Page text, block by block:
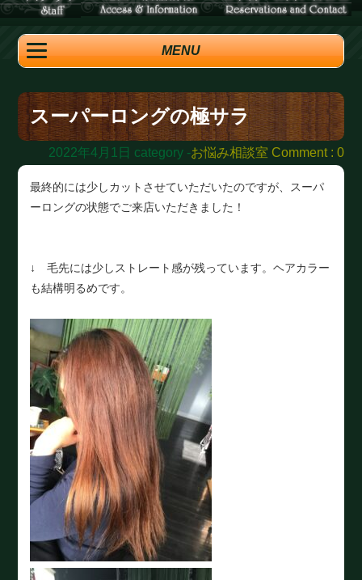
MENU
スーパーロングの極サラ
2022年4月1日 category -お悩み相談室 Comment : 0
最終的には少しカットさせていただいたのですが、スーパ
ーロングの状態でご来店いただきました！
↓ 毛先には少しストレート感が残っています。ヘアカラー
も結構明るめです。